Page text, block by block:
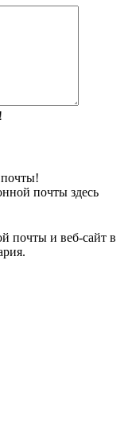
почты здесь
почты и веб-сайт в